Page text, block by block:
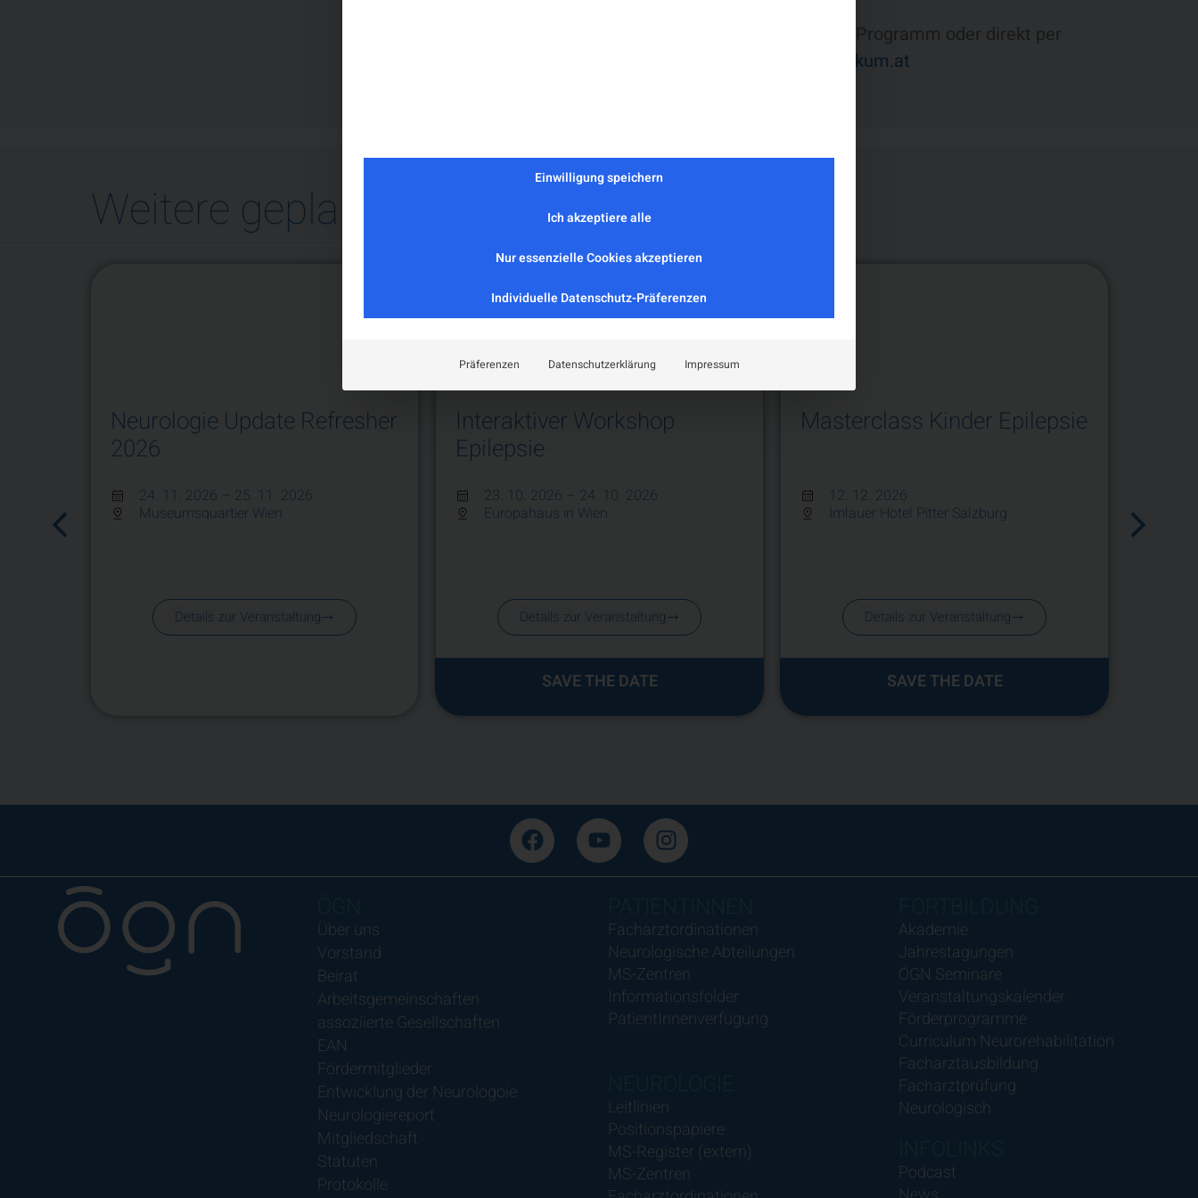
Anmeldung über den QR-Code im Programm oder direkt per
neurologie@kepleruniklinikum.at
Weitere geplante Veranstaltungen
Neurologie Update Refresher
2026
24. 11. 2026 – 25. 11. 2026
Museumsquartier Wien
Details zur Veranstaltung
Interaktiver Workshop
Epilepsie
23. 10. 2026 – 24. 10. 2026
Europahaus in Wien
Details zur Veranstaltung
SAVE THE DATE
Masterclass Kinder Epilepsie
12. 12. 2026
Imlauer Hotel Pitter Salzburg
Details zur Veranstaltung
SAVE THE DATE
Über uns
Vorstand
Beirat
Arbeitsgemeinschaften
assoziierte Gesellschaften
EAN
Fördermitglieder
Entwicklung der Neurologoie
Neurologiereport
Mitgliedschaft
Statuten
Protokolle
Facharztordinationen
Neurologische Abteilungen
MS-Zentren
Informationsfolder
PatientInnenverfügung
Leitlinien
Positionspapiere
MS-Register (extern)
MS-Zentren
Akademie
Jahrestagungen
ÖGN Seminare
Veranstaltungskalender
Förderprogramme
Curriculum Neurorehabilitation
Facharztausbildung
Facharztprüfung
Neurologisch
Podcast
Einwilligung speichern
Ich akzeptiere alle
Nur essenzielle Cookies akzeptieren
Individuelle Datenschutz-Präferenzen
Präferenzen Datenschutzerklärung Impressum